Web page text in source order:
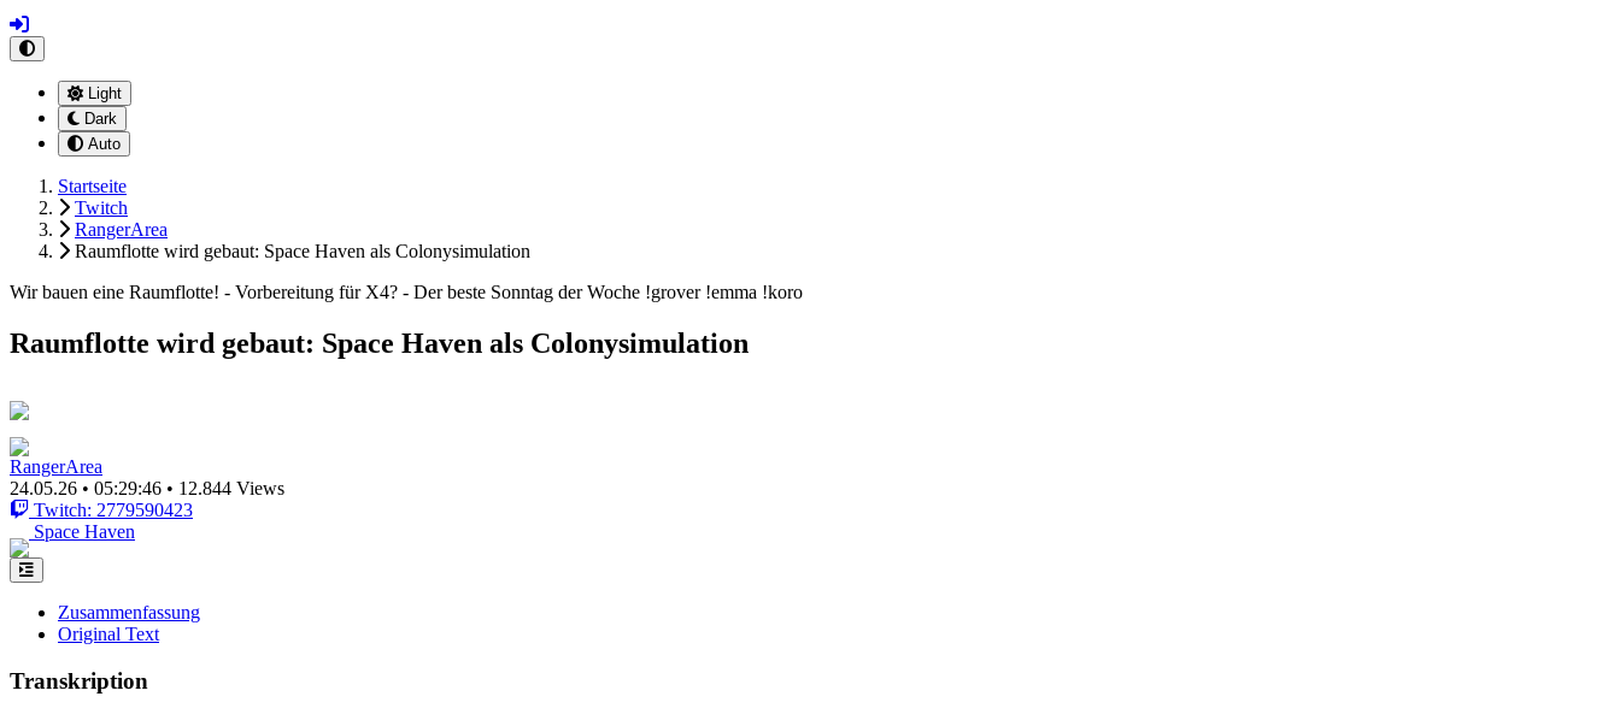
Light
Dark
Auto
Startseite
Twitch
RangerArea
Raumflotte wird gebaut: Space Haven als Colonysimulation
Wir bauen eine Raumflotte! - Vorbereitung für X4? - Der beste Sonntag der Woche !grover !emma !koro
Raumflotte wird gebaut: Space Haven als Colonysimulation
RangerArea
24.05.26 • 05:29:46 • 12.844 Views
Twitch: 2779590423
Space Haven
Zusammenfassung
Original Text
Transkription